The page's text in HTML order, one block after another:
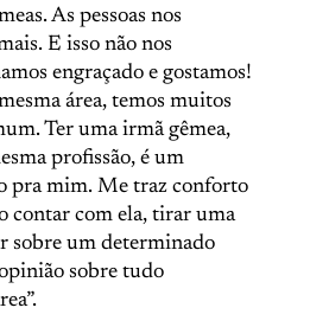
As pessoas nos
E isso não nos
engraçado e gostamos!
área, temos muitos
Ter uma irmã gêmea,
profissão, é um
pra mim. Me traz conforto
contar com ela, tirar uma
sobre um determinado
sobre tudo